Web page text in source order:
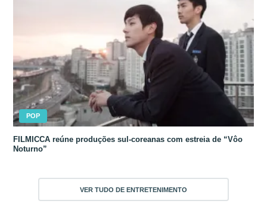
POP
FILMICCA reúne produções sul-coreanas com estreia de “Vôo
Noturno”
VER TUDO DE ENTRETENIMENTO